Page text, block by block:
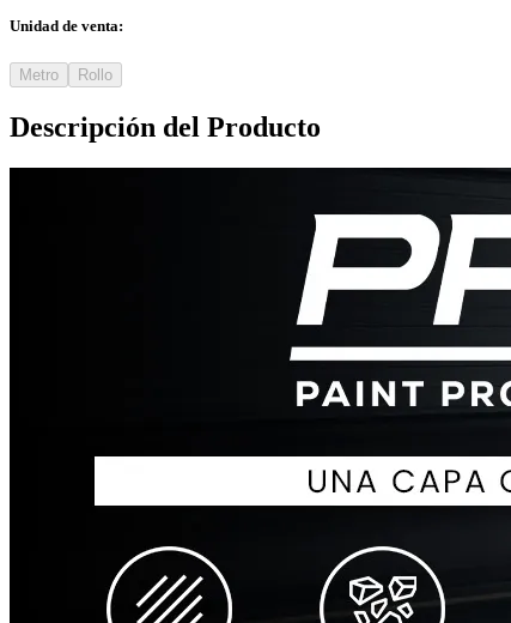
Unidad de venta:
Metro Rollo
Descripción del Producto